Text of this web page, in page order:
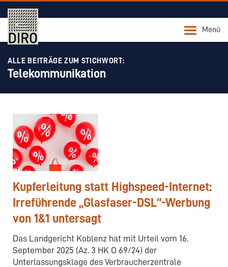
Menü
ALLE BEITRÄGE ZUM STICHWORT:
Telekommunikation
Kupferleitung statt Highspeed-Internet:
Irreführende „Glasfaser-DSL“-Werbung
von 1&1 untersagt
Das Landgericht Koblenz hat mit Urteil vom 16.
September 2025 (Az. 3 HK O 69/24) der
Unterlassungsklage des Verbraucherzentrale